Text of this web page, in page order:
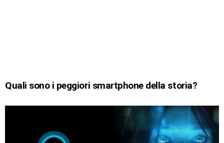
Quali sono i peggiori smartphone della storia?